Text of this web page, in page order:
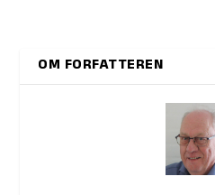
OM FORFATTEREN